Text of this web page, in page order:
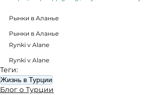
Рынки в Аланье
Рынки в Аланье
Rynki v Alane
Rynki v Alane
Теги:
Жизнь в Турции
Блог о Турции